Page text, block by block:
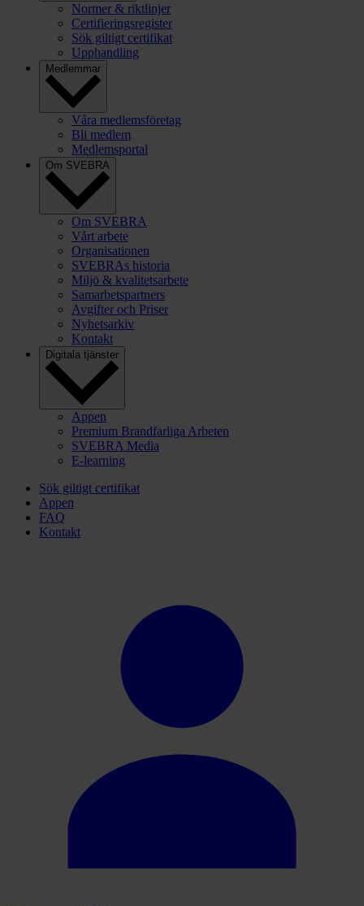
Normer & riktlinjer
Certifieringsregister
Sök giltigt certifikat
Upphandling
Medlemmar
Våra medlemsföretag
Bli medlem
Medlemsportal
Om SVEBRA
Om SVEBRA
Vårt arbete
Organisationen
SVEBRAs historia
Miljö & kvalitetsarbete
Samarbetspartners
Avgifter och Priser
Nyhetsarkiv
Kontakt
Digitala tjänster
Appen
Premium Brandfarliga Arbeten
SVEBRA Media
E-learning
Sök giltigt certifikat
Appen
FAQ
Kontakt